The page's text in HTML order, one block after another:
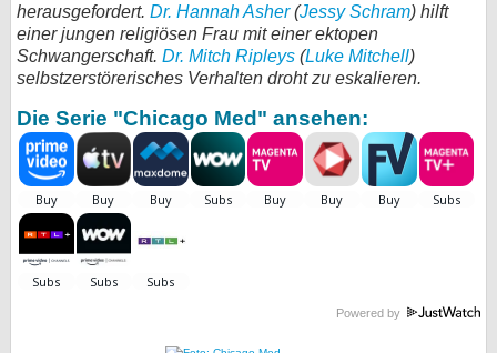
herausgefordert. Dr. Hannah Asher(Jessy Schram) hilft
einer jungen religiösen Frau mit einer ektopen
Schwangerschaft. Dr. Mitch Ripleys (Luke Mitchell)
selbstzerstörerisches Verhalten droht zu eskalieren.
Die Serie "Chicago Med" ansehen:
Powered by
Forum
bei X
bei Facebook
Kontakt